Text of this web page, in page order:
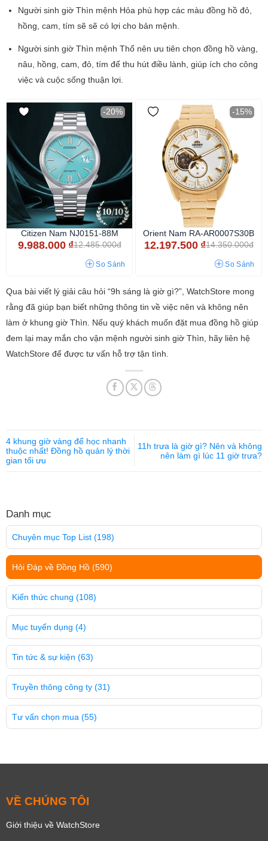
Người sinh giờ Thìn mệnh Hỏa phù hợp các màu đồng hồ đỏ,
hồng, cam, tím sẽ sẽ có lợi cho bản mệnh.
Người sinh giờ Thìn mệnh Thổ nên ưu tiên chọn đồng hồ vàng,
nâu, hồng, cam, đỏ, tím để thu hút điều lành, giúp ích cho công
việc và cuộc sống thuận lợi.
-20%
Citizen Nam NJ0151-88M
9.988.000 ₫12.485.000đ
So Sánh
-15%
Orient Nam RA-AR0007S30B
12.197.500 ₫14.350.000đ
So Sánh
Qua bài viết lý giải câu hỏi “9h sáng là giờ gì?”, WatchStore mong
rằng đã giúp bạn biết những thông tin về việc nên và không nên
làm ở khung giờ Thìn. Nếu quý khách muốn đặt mua đồng hồ giúp
đem lại may mắn cho vận mệnh người sinh giờ Thìn, hãy liên hệ
WatchStore để được tư vấn hỗ trợ tận tình.
4 khung giờ vàng để học nhanh
thuộc nhất! Đồng hồ quản lý thời
gian tối ưu
11h trưa là giờ gì? Nên và không
nên làm gì lúc 11 giờ trưa?
Danh mục
Chuyên mục Top List (198)
Hỏi Đáp về Đồng Hồ (590)
Kiến thức chung (108)
Mục tuyển dụng (4)
Tin tức & sự kiện (63)
Truyền thông công ty (31)
Tư vấn chọn mua (55)
VỀ CHÚNG TÔI
Giới thiệu về WatchStore